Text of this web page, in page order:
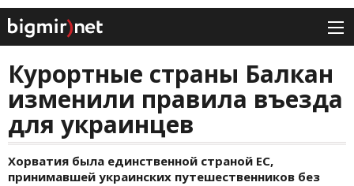
Курортные страны Балкан
изменили правила въезда
для украинцев
Хорватия была единственной страной ЕС,
принимавшей украинских путешественников без